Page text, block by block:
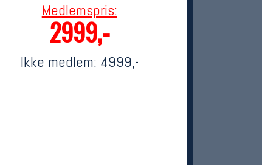
Medlemspris:
2999,-
Ikke medlem: 4999,-